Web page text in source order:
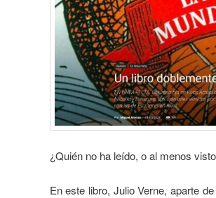
¿Quién no ha leído, o al menos
En este libro, Julio Verne, aparte